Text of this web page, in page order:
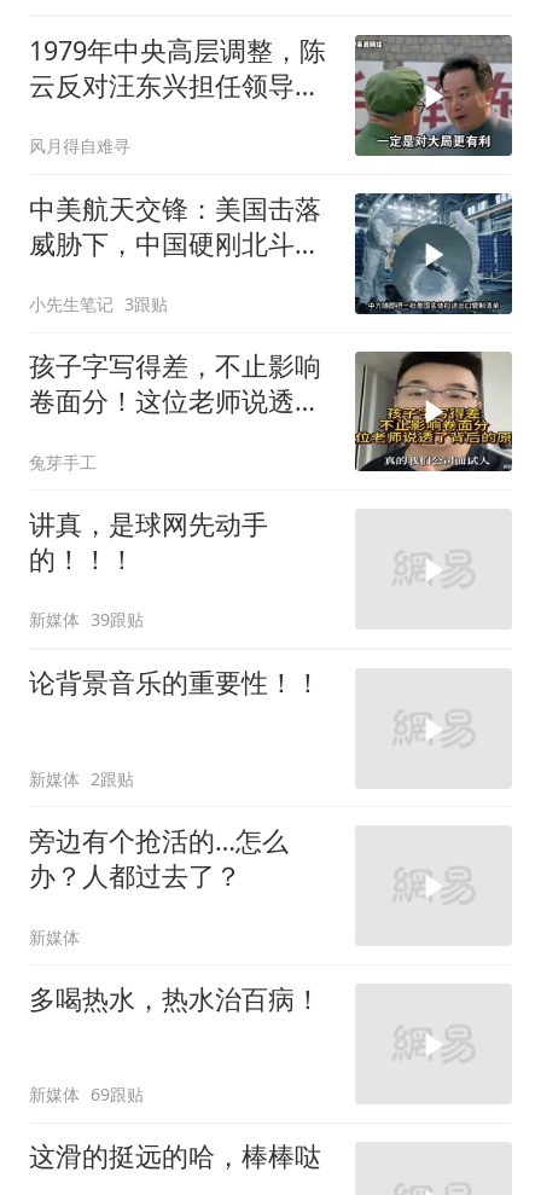
1979年中央高层调整，陈
云反对汪东兴担任领导职
风月得自难寻
中美航天交锋：美国击落
威胁下，中国硬刚北斗升
小先生笔记 3跟贴
孩子字写得差，不止影响
卷面分！这位老师说透了
兔芽手工
讲真，是球网先动手
的！！！
新媒体 39跟贴
论背景音乐的重要性！！
新媒体 2跟贴
旁边有个抢活的…怎么
办？人都过去了？
新媒体
多喝热水，热水治百病！
新媒体 69跟贴
这滑的挺远的哈，棒棒哒